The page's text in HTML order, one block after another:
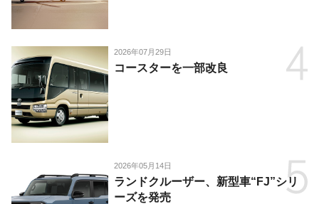
2026年07月29日
コースターを一部改良
2026年05月14日
ランドクルーザー、新型車“FJ”シリ
ーズを発売